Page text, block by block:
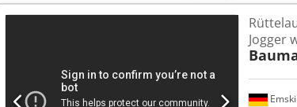
Jogger